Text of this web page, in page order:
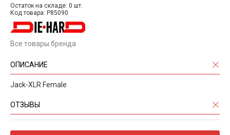
Остаток на складе: 0 шт.
Код товара: P85090
Все товары бренда
ОПИСАНИЕ
Jack-XLR Female
ОТЗЫВЫ